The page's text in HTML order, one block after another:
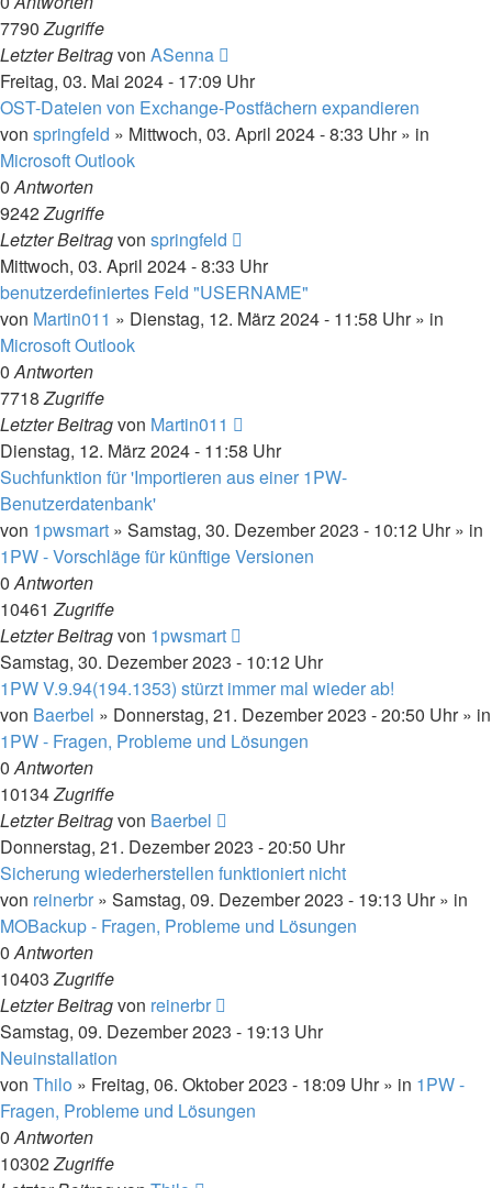
7790Zugriffe
Letzter Beitragvon ASenna
Freitag, 03. Mai 2024 - 17:09 Uhr
OST-Dateien von Exchange-Postfächern expandieren
von springfeld » Mittwoch, 03. April 2024 - 8:33 Uhr» in
Microsoft Outlook
0Antworten
9242Zugriffe
Letzter Beitragvon springfeld
Mittwoch, 03. April 2024 - 8:33 Uhr
benutzerdefiniertes Feld "USERNAME"
von Martin011 » Dienstag, 12. März 2024 - 11:58 Uhr» in
Microsoft Outlook
0Antworten
7718Zugriffe
Letzter Beitragvon Martin011
Dienstag, 12. März 2024 - 11:58 Uhr
Suchfunktion für 'Importieren aus einer 1PW-
Benutzerdatenbank'
von 1pwsmart » Samstag, 30. Dezember 2023 - 10:12 Uhr» in
1PW - Vorschläge für künftige Versionen
0Antworten
10461Zugriffe
Letzter Beitragvon 1pwsmart
Samstag, 30. Dezember 2023 - 10:12 Uhr
1PW V.9.94(194.1353) stürzt immer mal wieder ab!
von Baerbel » Donnerstag, 21. Dezember 2023 - 20:50 Uhr» in
1PW - Fragen, Probleme und Lösungen
0Antworten
10134Zugriffe
Letzter Beitragvon Baerbel
Donnerstag, 21. Dezember 2023 - 20:50 Uhr
Sicherung wiederherstellen funktioniert nicht
von reinerbr » Samstag, 09. Dezember 2023 - 19:13 Uhr» in
MOBackup - Fragen, Probleme und Lösungen
0Antworten
10403Zugriffe
Letzter Beitragvon reinerbr
Samstag, 09. Dezember 2023 - 19:13 Uhr
Neuinstallation
von Thilo » Freitag, 06. Oktober 2023 - 18:09 Uhr» in 1PW -
Fragen, Probleme und Lösungen
0Antworten
10302Zugriffe